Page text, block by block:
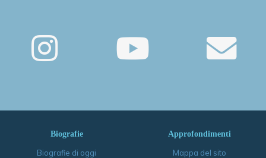
Biografie
Biografie di oggi
Approfondimenti
Mappa del sito